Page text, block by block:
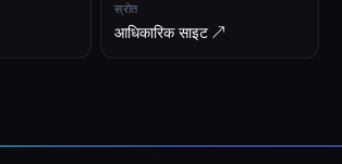
स्रोत
आधिकारिक साइट ↗︎